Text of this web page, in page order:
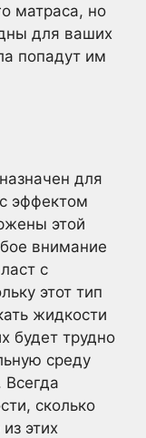
матраса, но
для ваших
попадут им
для
эффектом
этой
внимание
с
этот тип
жидкости
будет трудно
среду
Всегда
сколько
этих